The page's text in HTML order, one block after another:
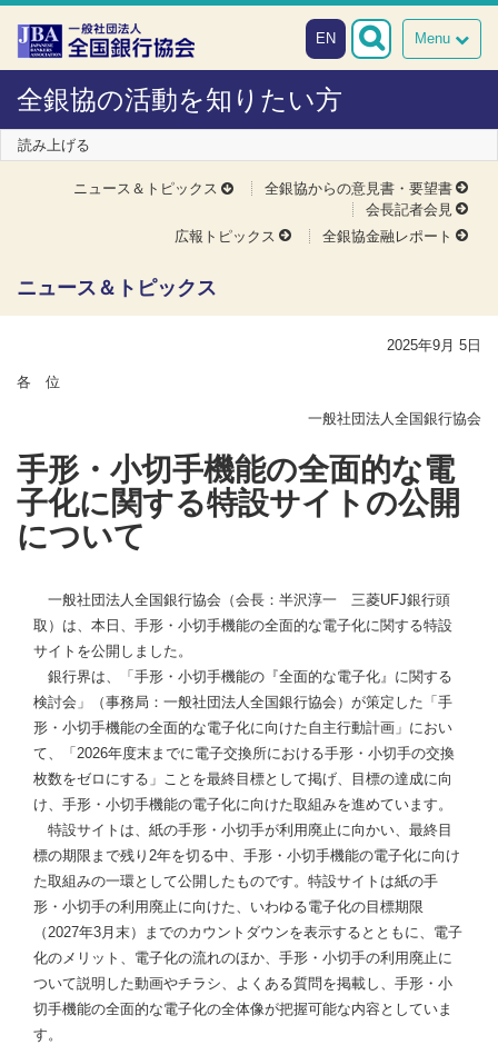
本文へスキップ
障がい者向け相談窓口
Menu
EN
全銀協の活動を知りたい方
読み上げる
ニュース＆トピックス
全銀協からの意見書・要望書
会長記者会見
広報トピックス
全銀協金融レポート
ニュース＆トピックス
2025年9月 5日
各 位
一般社団法人全国銀行協会
手形・小切手機能の全面的な電
子化に関する特設サイトの公開
について
一般社団法人全国銀行協会（会長：半沢淳一 三菱UFJ銀行頭
取）は、本日、手形・小切手機能の全面的な電子化に関する特設
サイトを公開しました。
銀行界は、「手形・小切手機能の『全面的な電子化』に関する
検討会」（事務局：一般社団法人全国銀行協会）が策定した「手
形・小切手機能の全面的な電子化に向けた自主行動計画」におい
て、「2026年度末までに電子交換所における手形・小切手の交換
枚数をゼロにする」ことを最終目標として掲げ、目標の達成に向
け、手形・小切手機能の電子化に向けた取組みを進めています。
特設サイトは、紙の手形・小切手が利用廃止に向かい、最終目
標の期限まで残り2年を切る中、手形・小切手機能の電子化に向け
た取組みの一環として公開したものです。特設サイトは紙の手
形・小切手の利用廃止に向けた、いわゆる電子化の目標期限
（2027年3月末）までのカウントダウンを表示するとともに、電子
化のメリット、電子化の流れのほか、手形・小切手の利用廃止に
ついて説明した動画やチラシ、よくある質問を掲載し、手形・小
切手機能の全面的な電子化の全体像が把握可能な内容としていま
す。